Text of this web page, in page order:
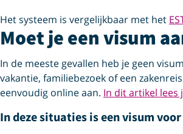
Het systeem is vergelijkbaar met het
Moet je een visum
In de meeste gevallen heb je geen
vakantie, familiebezoek of een
eenvoudig online aan. In dit artikel lees
In deze situaties is een visum